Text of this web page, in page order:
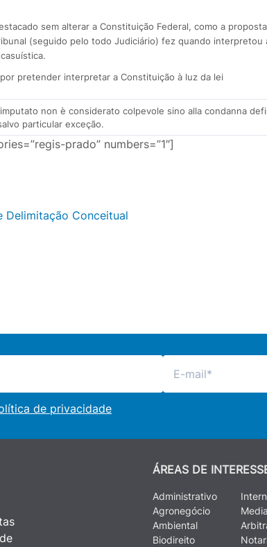
sem alterar a Constituição Federal, como a
(seguido pelo todo Judiciário) fez quando interpretou
pretender interpretar a Constituição à luz da lei
non è considerato colpevole sino alla condanna
particular exceção.
prado” numbers=”1″]
Delimitação Conceitual
de privacidade
ÁREAS DE
Administrativo
Agronegócio
Ambiental
Biodireito